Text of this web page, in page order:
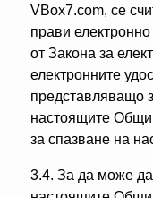
VBox7.com, се
прави
от Закона за
електронните
представляващо
настоящите Общи
за спазване на
3.4. За да може да